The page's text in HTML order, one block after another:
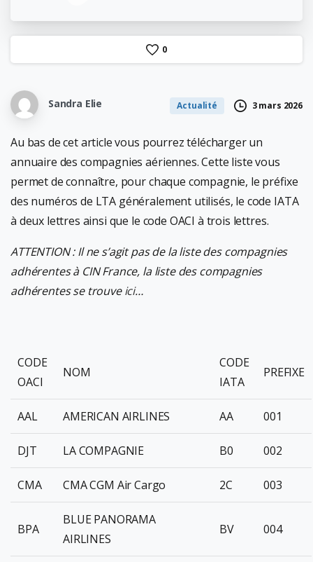
0
Sandra Elie Actualité 3 mars 2026
Au bas de cet article vous pourrez télécharger un
annuaire des compagnies aériennes. Cette liste vous
permet de connaître, pour chaque compagnie, le préfixe
des numéros de LTA généralement utilisés, le code IATA
à deux lettres ainsi que le code OACI à trois lettres.
ATTENTION : Il ne s’agit pas de la liste des compagnies
adhérentes à CIN France, la liste des compagnies
adhérentes se trouveici…
CODE
OACI
NOM
CODE
IATA
PREFIXE
AAL AMERICAN AIRLINES AA 001
DJT LA COMPAGNIE B0 002
CMA CMA CGM Air Cargo 2C 003
BPA
BLUE PANORAMA
AIRLINES
BV 004